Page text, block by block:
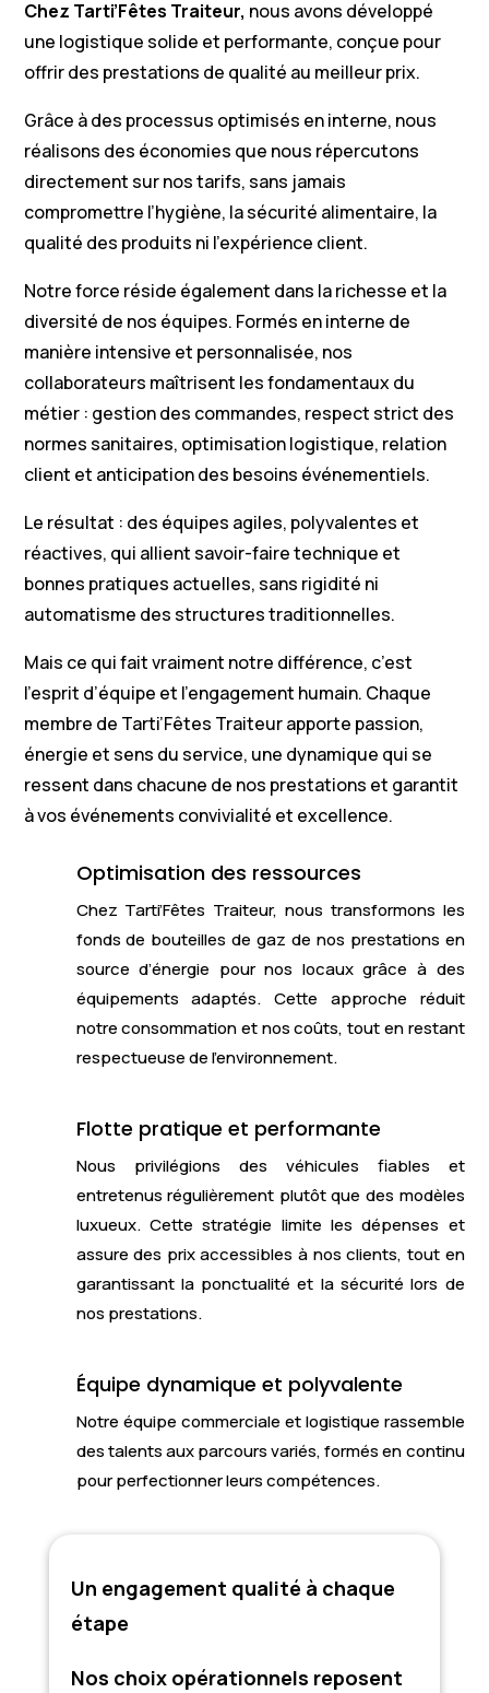
Chez Tarti’Fêtes Traiteur, nous avons développé
une logistique solide et performante, conçue pour
offrir des prestations de qualité au meilleur prix.
Grâce à des processus optimisés en interne, nous
réalisons des économies que nous répercutons
directement sur nos tarifs, sans jamais
compromettre l’hygiène, la sécurité alimentaire, la
qualité des produits ni l’expérience client.
Notre force réside également dans la richesse et la
diversité de nos équipes. Formés en interne de
manière intensive et personnalisée, nos
collaborateurs maîtrisent les fondamentaux du
métier : gestion des commandes, respect strict des
normes sanitaires, optimisation logistique, relation
client et anticipation des besoins événementiels.
Le résultat : des équipes agiles, polyvalentes et
réactives, qui allient savoir-faire technique et
bonnes pratiques actuelles, sans rigidité ni
automatisme des structures traditionnelles.
Mais ce qui fait vraiment notre différence, c’est
l’esprit d’équipe et l’engagement humain. Chaque
membre de Tarti’Fêtes Traiteur apporte passion,
énergie et sens du service, une dynamique qui se
ressent dans chacune de nos prestations et garantit
à vos événements convivialité et excellence.
Optimisation des ressources
Chez Tarti’Fêtes Traiteur, nous transformons les
fonds de bouteilles de gaz de nos prestations en
source d’énergie pour nos locaux grâce à des
équipements adaptés. Cette approche réduit
notre consommation et nos coûts, tout en restant
respectueuse de l’environnement.
Flotte pratique et performante
Nous privilégions des véhicules fiables et
entretenus régulièrement plutôt que des modèles
luxueux. Cette stratégie limite les dépenses et
assure des prix accessibles à nos clients, tout en
garantissant la ponctualité et la sécurité lors de
nos prestations.
Équipe dynamique et polyvalente
Notre équipe commerciale et logistique rassemble
des talents aux parcours variés, formés en continu
pour perfectionner leurs compétences.
Un engagement qualité à chaque
étape
Nos choix opérationnels reposent